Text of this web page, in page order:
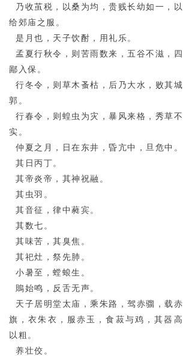
乃收茧税，以桑为均，贵贱长幼如一，以
给郊庙之服。
是月也，天子饮酎，用礼乐。
孟夏行秋令，则苦雨数来，五谷不滋，四
鄙入保。
行冬令，则草木蚤枯，后乃大水，败其城
郭。
行春令，则蝗虫为灾，暴风来格，秀草不
实。
仲夏之月，日在东井，昏亢中，旦危中。
其日丙丁。
其帝炎帝，其神祝融。
其虫羽。
其音征，律中蕤宾。
其数七。
其味苦，其臭焦。
其祀灶，祭先肺。
小暑至，螳蜋生。
鵙始鸣，反舌无声。
天子居明堂太庙，乘朱路，驾赤骝，载赤
旗，衣朱衣，服赤玉，食菽与鸡，其器高
以粗。
养壮佼。